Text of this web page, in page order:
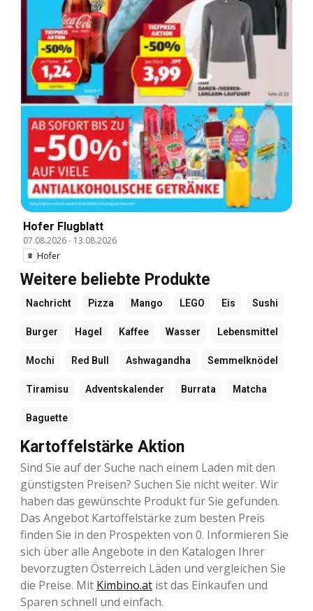
Hofer Flugblatt
07.08.2026- 13.08.2026
Hofer
Weitere beliebte Produkte
Nachricht Pizza Mango LEGO Eis Sushi
Burger Hagel Kaffee Wasser Lebensmittel
Mochi Red Bull Ashwagandha Semmelknödel
Tiramisu Adventskalender Burrata Matcha
Baguette
Kartoffelstärke Aktion
Sind Sie auf der Suche nach einem Laden mit den
günstigsten Preisen? Suchen Sie nicht weiter. Wir
haben das gewünschte Produkt für Sie gefunden.
Das Angebot Kartoffelstärke zum besten Preis
finden Sie in den Prospekten von 0. Informieren Sie
sich über alle Angebote in den Katalogen Ihrer
bevorzugten Österreich Läden und vergleichen Sie
die Preise. Mit Kimbino.at ist das Einkaufen und
Sparen schnell und einfach.